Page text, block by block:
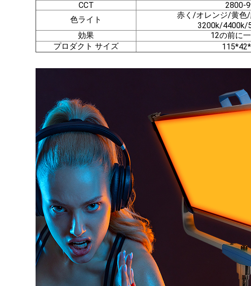
CCT
2800-
色ライト
赤く/オレンジ/黄
3200k/4400k/
効果
12の前に
プロダクト サイズ